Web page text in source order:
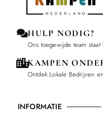
HULP NODIG?
Ons toegewijde team
KAMPEN
Ontdek Lokale Bedrijven
INFORMATIE